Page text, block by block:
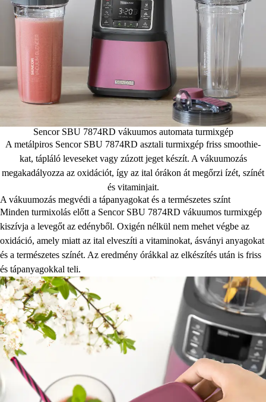
Sencor SBU 7874RD vákuumos automata turmixgép
A metálpiros Sencor SBU 7874RD asztali turmixgép friss smoothie-
kat, tápláló leveseket vagy zúzott jeget készít. A vákuumozás
megakadályozza az oxidációt, így az ital órákon át megőrzi ízét, színét
és vitaminjait.
A vákuumozás megvédi a tápanyagokat és a természetes színt
Minden turmixolás előtt a Sencor SBU 7874RD vákuumos turmixgép
kiszívja a levegőt az edényből. Oxigén nélkül nem mehet végbe az
oxidáció, amely miatt az ital elveszíti a vitaminokat, ásványi anyagokat
és a természetes színét. Az eredmény órákkal az elkészítés után is friss
és tápanyagokkal teli.